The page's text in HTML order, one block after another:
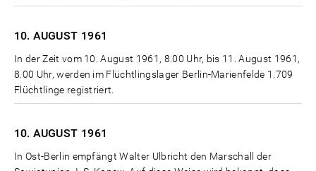
10. AUGUST 1961
In der Zeit vom 10. August 1961, 8.00 Uhr, bis 11. August 1961,
8.00 Uhr, werden im Flüchtlingslager Berlin-Marienfelde 1.709
Flüchtlinge registriert.
10. AUGUST 1961
In Ost-Berlin empfängt Walter Ulbricht den Marschall der